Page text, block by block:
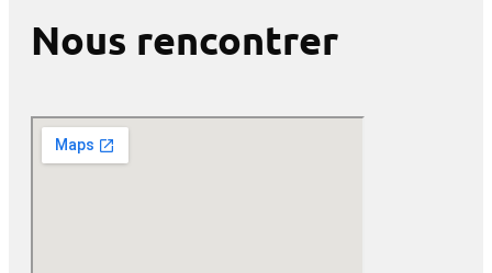
Nous rencontrer